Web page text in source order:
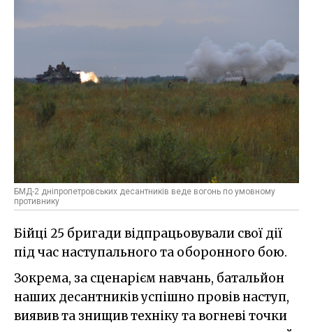
БМД-2 дніпропетровських десантників веде вогонь по умовному
противнику
Бійці 25 бригади відпрацьовували свої дії
під час наступального та оборонного бою.
Зокрема, за сценарієм навчань, батальйон
наших десантників успішно провів наступ,
виявив та знищив техніку та вогневі точки